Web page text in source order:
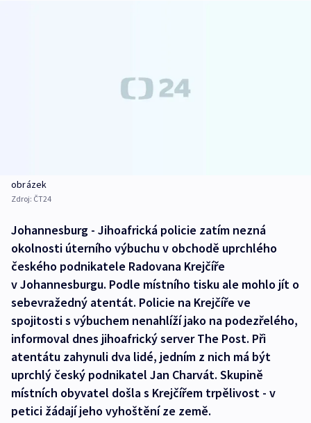
obrázek
Zdroj: ČT24
Johannesburg - Jihoafrická policie zatím nezná
okolnosti úterního výbuchu v obchodě uprchlého
českého podnikatele Radovana Krejčíře
v Johannesburgu. Podle místního tisku ale mohlo jít o
sebevražedný atentát. Policie na Krejčíře ve
spojitosti s výbuchem nenahlíží jako na podezřelého,
informoval dnes jihoafrický server The Post. Při
atentátu zahynuli dva lidé, jedním z nich má být
uprchlý český podnikatel Jan Charvát. Skupině
místních obyvatel došla s Krejčířem trpělivost - v
petici žádají jeho vyhoštění ze země.